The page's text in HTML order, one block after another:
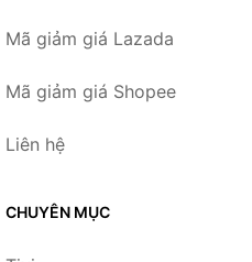
Mã giảm giá Lazada
Mã giảm giá Shopee
Liên hệ
CHUYÊN MỤC